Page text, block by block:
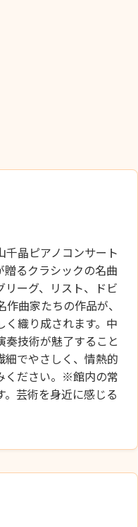
千晶ピアノコンサート
るクラシックの名曲
ーグ、リスト、ドビ
曲家たちの作品が、
く織り成されます。中
技術が魅了すること
細でやさしく、情熱的
ください。※館内の常
芸術を身近に感じる